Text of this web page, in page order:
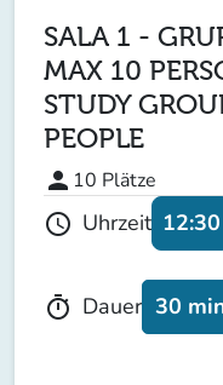
SALA 1 -
MAX 10
STUDY
PEOPLE
person 10 Plätze
schedule Uhrzeit 12:30
timer Dauer 30